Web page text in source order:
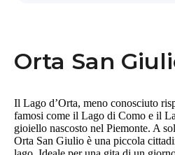
Orta San
Il Lago d’Orta, meno conosciuto
famosi come il Lago di Como e il
gioiello nascosto nel Piemonte. A
Orta San Giulio è una piccola